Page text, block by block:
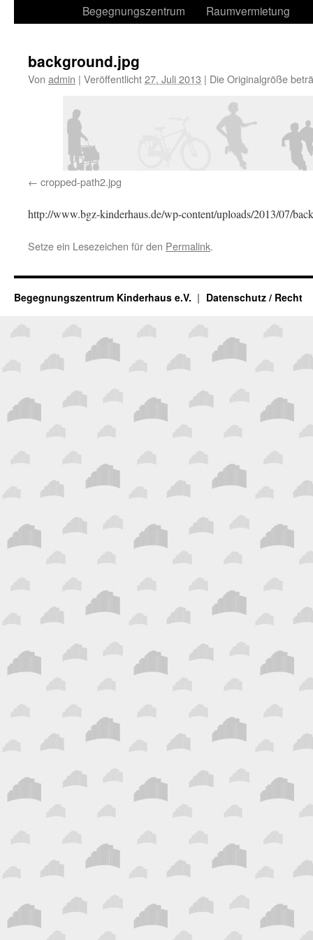
Begegnungszentrum
Raumvermietung
background.jpg
Von admin | Veröffentlicht27. Juli 2013 | Die Originalgröße
cropped-path2.jpg
http://www.bgz-kinderhaus.de/wp-content/uploads/2013/07/
Setze ein Lesezeichen für den Permalink.
Begegnungszentrum Kinderhaus e.V. Datenschutz / Recht